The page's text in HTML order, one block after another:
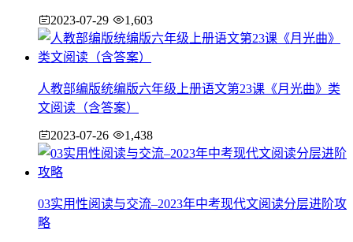
2023-07-29 1,603
人教部编版统编版六年级上册语文第23课《月光曲》类
文阅读（含答案）
2023-07-26 1,438
03实用性阅读与交流–2023年中考现代文阅读分层进阶攻
略